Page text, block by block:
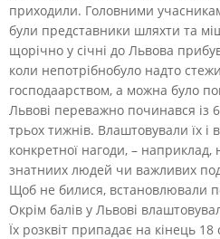
приходили. Головними
були представники шляхти та
щорічно у січні до Львова
коли непотрібнобуло надто
господаарством, а можна було
Львові переважно починався із
трьох тижнів. Влаштовували їх і
конкретної нагоди, – наприклад,
знатниих людей чи важливих
Щоб не билися, встановлювали
Окрім балів у Львові
Їх розквіт припадає на кінець